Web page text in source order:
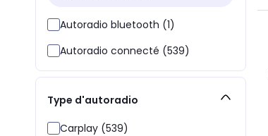
Autoradio bluetooth (1)
Autoradio connecté (539)
Type d'autoradio
Carplay (539)